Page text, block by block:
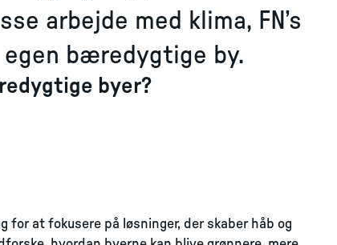
arbejde med klima, FN’s
egen bæredygtige by.
byer?
for at fokusere på løsninger, der skaber håb og